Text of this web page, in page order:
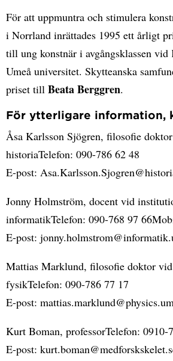
För att uppmuntra och stimulera
i Norrland inrättades 1995 ett årligt
till ung konstnär i avgångsklassen
Umeå universitet. Skytteanska
priset till Beata Berggren.
För ytterligare information,
Åsa Karlsson Sjögren, filosofie
historiaTelefon: 090-786 62 48
E-post:
Jonny Holmström, docent vid
informatikTelefon: 090-768 97
E-post:
Mattias Marklund, filosofie doktor
fysikTelefon: 090-786 77 17
E-post:
Kurt Boman, professorTelefon: 0910-
E-post: